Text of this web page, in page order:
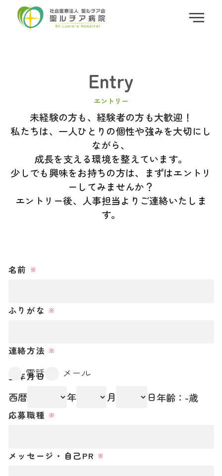
Entry
エントリー
未経験の方も、経験者の方も大歓迎！
私たちは、一人ひとりの個性や強みを大切にし
ながら、
成長を支える環境を整えています。
少しでも興味をお持ちの方は、まずはエントリ
ーしてみませんか？
エントリー後、人事担当よりご連絡いたしま
す。
名前
ふりがな
連絡方法
電話 メール
※連絡可能時間は平日のみの対応です。
メールアドレス
生年月日
西暦 年 月 日年齢： -歳
応募職種
メッセージ・自己PR